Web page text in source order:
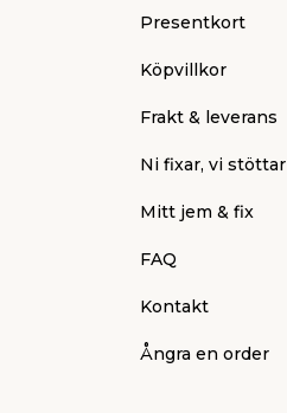
Presentkort
Köpvillkor
Frakt & leverans
Ni fixar, vi stöttar
Mitt jem & fix
FAQ
Kontakt
Ångra en order